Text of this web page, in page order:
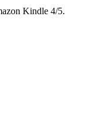
Kindle 4/5.